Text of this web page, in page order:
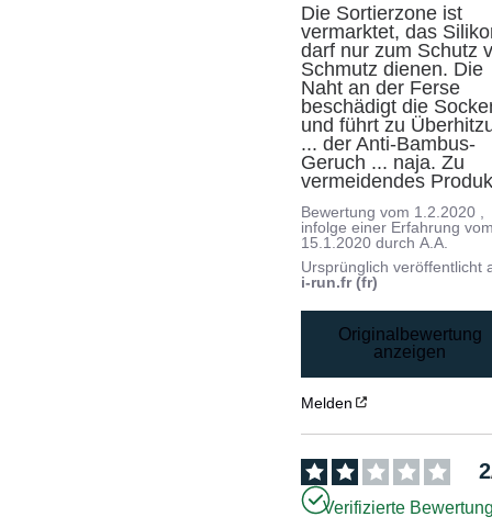
Die Sortierzone ist
vermarktet, das
darf nur zum Schutz
Schmutz dienen. Die
Naht an der Ferse
beschädigt die
und führt zu
... der Anti-Bambus-
Geruch ... naja. Zu
vermeidendes
Bewertung vom 1.2.2020
infolge einer Erfahrung
15.1.2020 durchA.A.
Ursprünglich veröffentlicht
i-run.fr (fr)
Originalbewertung
anzeigen
Melden
2
Verifizierte